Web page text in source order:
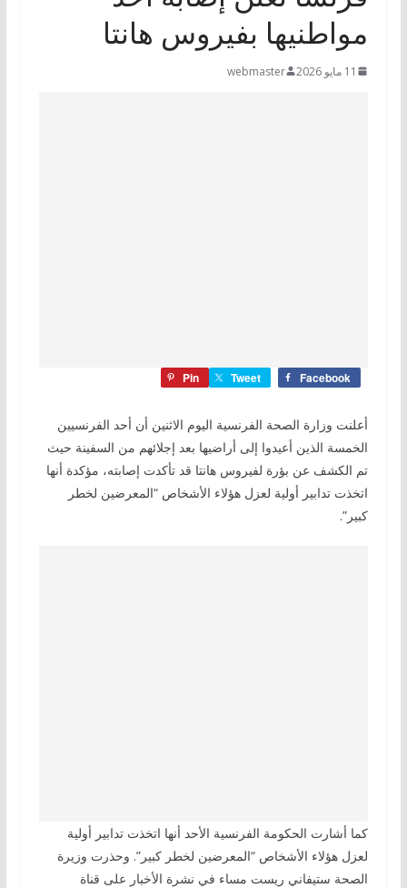
مواطنيها بفيروس هانتا
11 مايو 2026 webmaster
Facebook
Tweet
Pin
أعلنت وزارة الصحة الفرنسية اليوم الاثنين أن أحد الفرنسيين
الخمسة الذين أعيدوا إلى أراضيها بعد إجلائهم من السفينة حيث
تم الكشف عن بؤرة لفيروس هانتا قد تأكدت إصابته، مؤكدة أنها
اتخذت تدابير أولية لعزل هؤلاء الأشخاص “المعرضين لخطر
كبير”.
كما أشارت الحكومة الفرنسية الأحد أنها اتخذت تدابير أولية
لعزل هؤلاء الأشخاص “المعرضين لخطر كبير”. وحذرت وزيرة
الصحة ستيفاني ريست مساء في نشرة الأخبار على قناة